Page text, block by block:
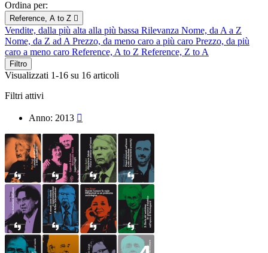
Ordina per:
Reference, A to Z 
Vendite, dalla più alta alla più bassa Rilevanza Nome, da A a Z
Nome, da Z ad A Prezzo, da meno caro a più caro Prezzo, da più
caro a meno caro Reference, A to Z Reference, Z to A
Filtro
Visualizzati 1-16 su 16 articoli
Filtri attivi
Anno: 2013 